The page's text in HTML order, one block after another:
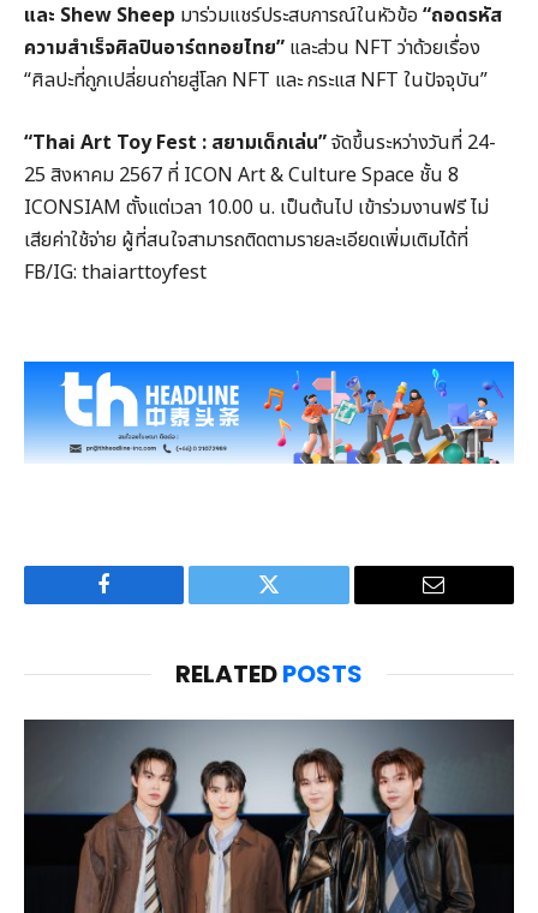
และ Shew Sheep มาร่วมแชร์ประสบการณ์ในหัวข้อ “ถอดรหัส
ความสำเร็จศิลปินอาร์ตทอยไทย” และส่วน NFT ว่าด้วยเรื่อง
“ศิลปะที่ถูกเปลี่ยนถ่ายสู่โลก NFT และ กระแส NFT ในปัจจุบัน”
“Thai Art Toy Fest : สยามเด็กเล่น”จัดขึ้นระหว่างวันที่ 24-
25 สิงหาคม 2567 ที่ ICON Art & Culture Space ชั้น 8
ICONSIAM ตั้งแต่เวลา 10.00 น. เป็นต้นไป เข้าร่วมงานฟรี ไม่
เสียค่าใช้จ่าย ผู้ที่สนใจสามารถติดตามรายละเอียดเพิ่มเติมได้ที่
FB/IG: thaiarttoyfest
Facebook Twitter Email
RELATEDPOSTS